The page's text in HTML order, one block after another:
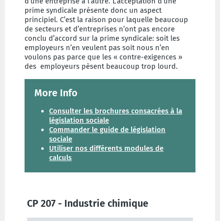
prime syndicale présente donc un aspect
principiel. C’est la raison pour laquelle beaucoup
de secteurs et d’entreprises n’ont pas encore
conclu d’accord sur la prime syndicale: soit les
employeurs n’en veulent pas soit nous n’en
voulons pas parce que les « contre-exigences »
des employeurs pèsent beaucoup trop lourd.
More Info
Consulter les brochures consacrées à la
législation sociale
Commander le guide de législation
sociale
Utiliser nos différents modules de
calculs
CP 207 - Industrie chimique